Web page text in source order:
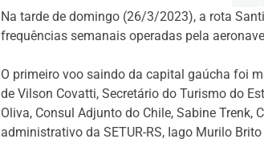
Na tarde de domingo (26/3/2023), a rota
frequências semanais operadas pela
O primeiro voo saindo da capital gaúcha foi
de Vilson Covatti, Secretário do Turismo do
Oliva, Consul Adjunto do Chile, Sabine Trenk,
administrativo da SETUR-RS, Iago Murilo